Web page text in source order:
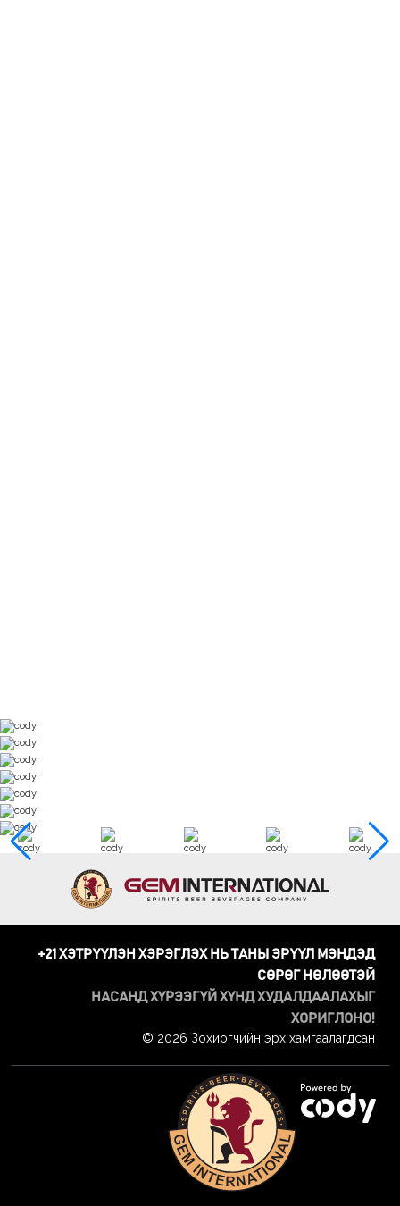
© 2026 Зохиогчийн эрх хамгаалагдсан
НАСАНД ХҮРЭЭГҮЙ ХҮНД ХУДАЛДААЛАХЫГ
ХОРИГЛОНО!
+21 ХЭТРҮҮЛЭН ХЭРЭГЛЭХ НЬ ТАНЫ ЭРҮҮЛ МЭНДЭД
СӨРӨГ НӨЛӨӨТЭЙ